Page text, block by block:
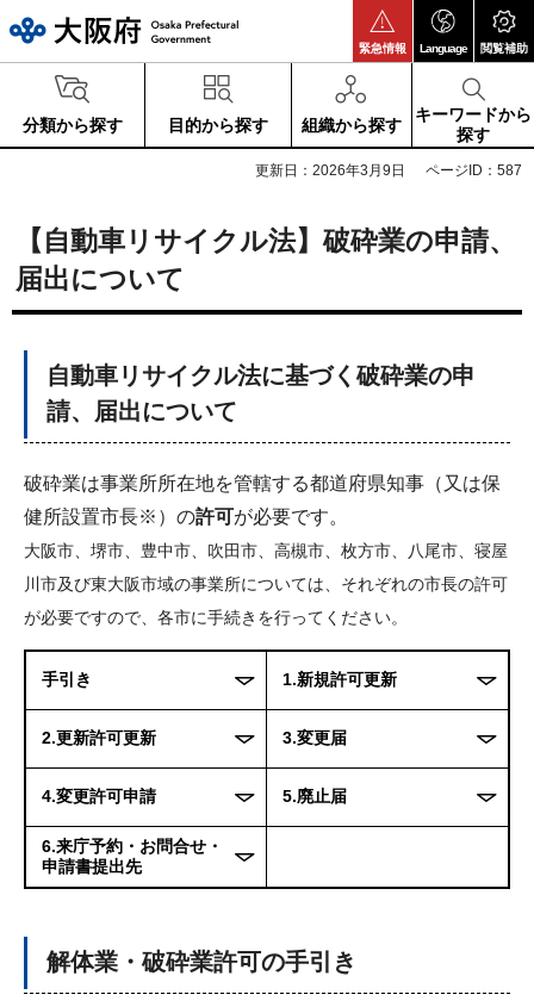
緊急情報 Language 閲覧補助
分類から探す 目的から探す 組織から探す
キーワードから
探す
更新日：2026年3月9日 ページID：587
【自動車リサイクル法】破砕業の申請、
届出について
自動車リサイクル法に基づく破砕業の申
請、届出について
破砕業は事業所所在地を管轄する都道府県知事（又は保
健所設置市長※）の許可が必要です。
大阪市、堺市、豊中市、吹田市、高槻市、枚方市、八尾市、寝屋
川市及び東大阪市域の事業所については、それぞれの市長の許可
が必要ですので、各市に手続きを行ってください。
手引き 1.新規許可更新
2.更新許可更新 3.変更届
4.変更許可申請 5.廃止届
6.来庁予約・お問合せ・
申請書提出先
解体業・破砕業許可の手引き